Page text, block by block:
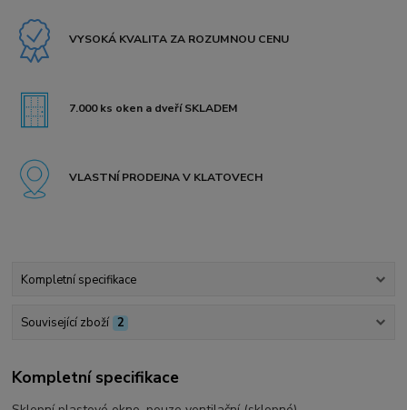
VYSOKÁ KVALITA ZA ROZUMNOU CENU
7.000 ks oken a dveří SKLADEM
VLASTNÍ PRODEJNA V KLATOVECH
Kompletní specifikace
Související zboží 2
Kompletní specifikace